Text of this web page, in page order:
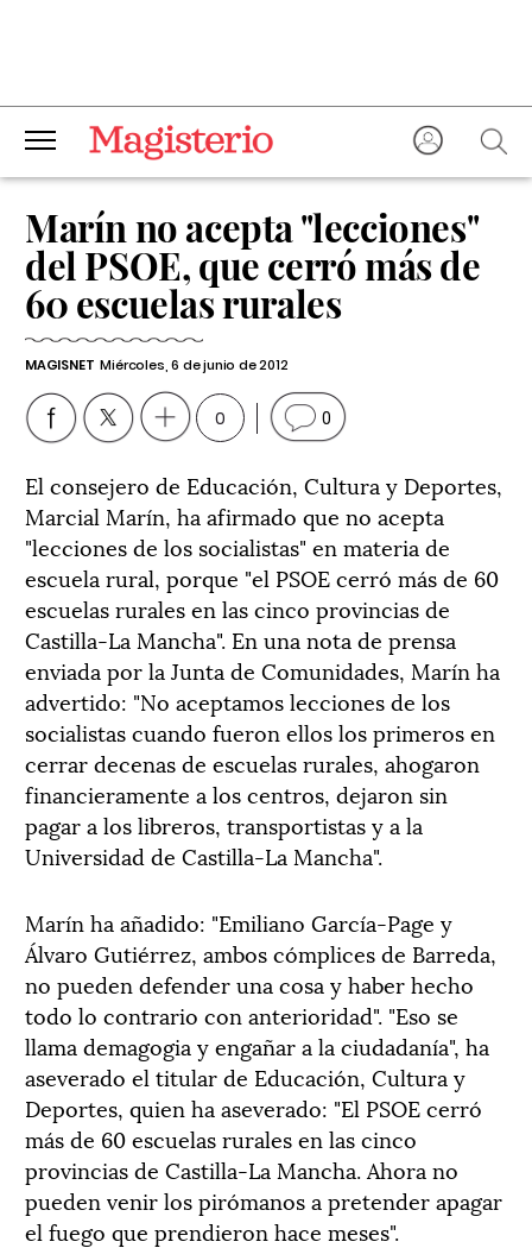
Marín no acepta "lecciones"
del PSOE, que cerró más de
60 escuelas rurales
MAGISNET Miércoles, 6 de junio de 2012
0 0
El consejero de Educación, Cultura y Deportes,
Marcial Marín, ha afirmado que no acepta
"lecciones de los socialistas" en materia de
escuela rural, porque "el PSOE cerró más de 60
escuelas rurales en las cinco provincias de
Castilla-La Mancha". En una nota de prensa
enviada por la Junta de Comunidades, Marín ha
advertido: "No aceptamos lecciones de los
socialistas cuando fueron ellos los primeros en
cerrar decenas de escuelas rurales, ahogaron
financieramente a los centros, dejaron sin
pagar a los libreros, transportistas y a la
Universidad de Castilla-La Mancha".
Marín ha añadido: "Emiliano García-Page y
Álvaro Gutiérrez, ambos cómplices de Barreda,
no pueden defender una cosa y haber hecho
todo lo contrario con anterioridad". "Eso se
llama demagogia y engañar a la ciudadanía", ha
aseverado el titular de Educación, Cultura y
Deportes, quien ha aseverado: "El PSOE cerró
más de 60 escuelas rurales en las cinco
provincias de Castilla-La Mancha. Ahora no
pueden venir los pirómanos a pretender apagar
el fuego que prendieron hace meses".